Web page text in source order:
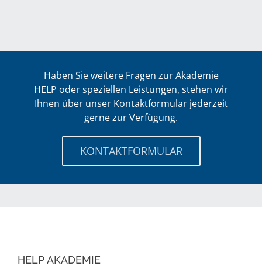
Haben Sie weitere Fragen zur Akademie
HELP oder speziellen Leistungen, stehen wir
Ihnen über unser Kontaktformular jederzeit
gerne zur Verfügung.
KONTAKTFORMULAR
HELP AKADEMIE